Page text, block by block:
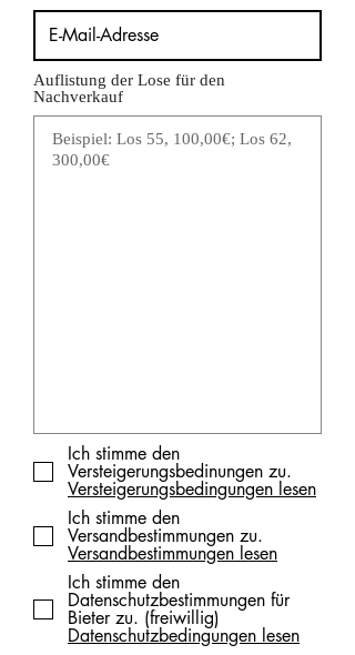
Auflistung der Lose für den
Nachverkauf
Ich stimme den
Versteigerungsbedinungen zu.
Versteigerungsbedingungen lesen
Ich stimme den
Versandbestimmungen zu.
Versandbestimmungen lesen
Ich stimme den
Datenschutzbestimmungen für
Bieter zu. (freiwillig)
Datenschutzbedingungen lesen